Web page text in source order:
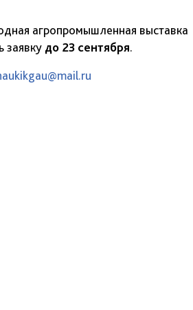
агропромышленная выставка
заявку до 23 сентября.